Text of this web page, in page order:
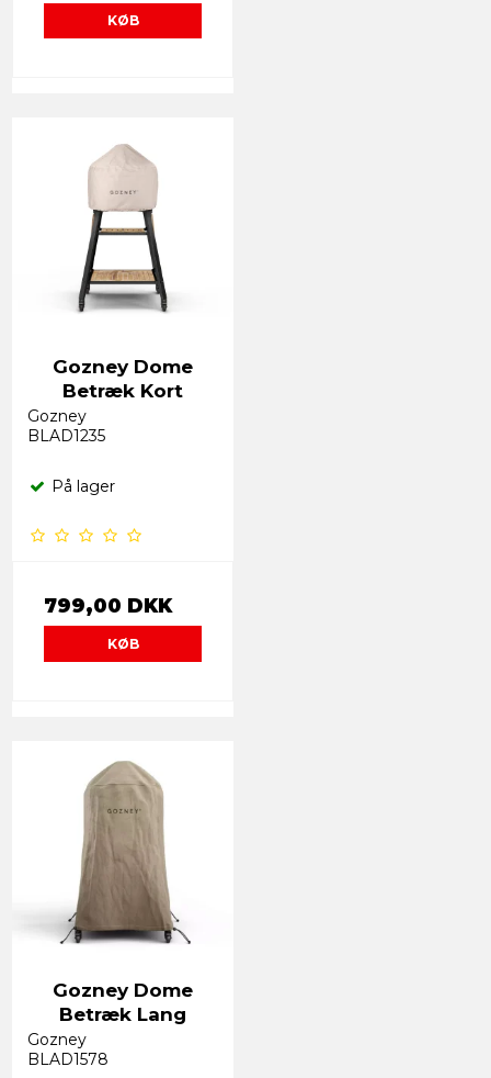
KØB
Gozney Dome
Betræk Kort
Gozney
BLAD1235
På lager
799,00 DKK
KØB
Gozney Dome
Betræk Lang
Gozney
BLAD1578